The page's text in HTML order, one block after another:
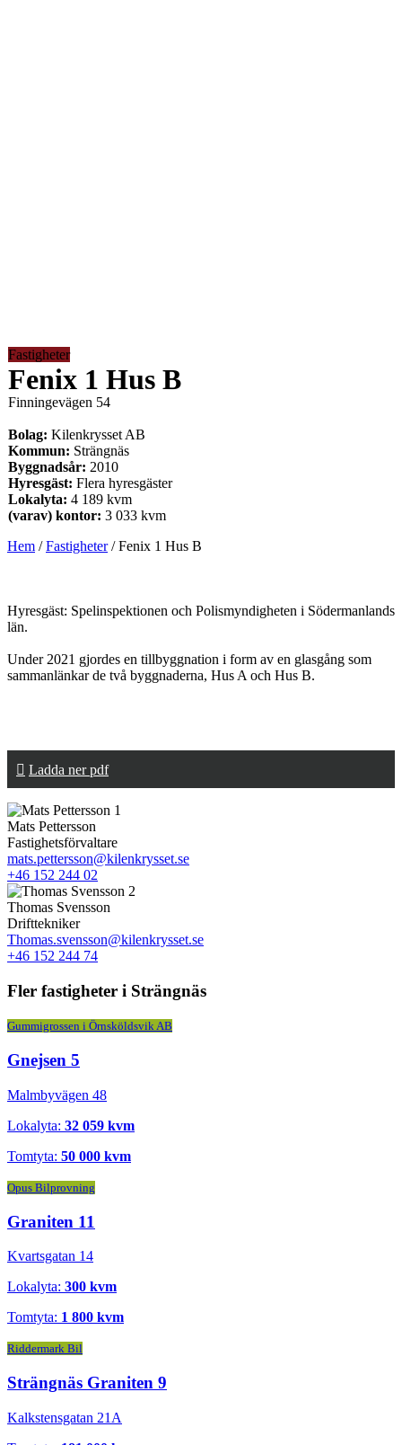
Fastigheter
Fenix 1 Hus B
Finningevägen 54
Bolag: Kilenkrysset AB
Kommun: Strängnäs
Byggnadsår: 2010
Hyresgäst: Flera hyresgäster
Lokalyta: 4 189 kvm
(varav) kontor: 3 033 kvm
Hem /Fastigheter /Fenix 1 Hus B
Hyresgäst: Spelinspektionen och Polismyndigheten i Södermanlands
län.
Under 2021 gjordes en tillbyggnation i form av en glasgång som
sammanlänkar de två byggnaderna, Hus A och Hus B.
Ladda ner pdf
Mats Pettersson
Fastighetsförvaltare
mats.pettersson@kilenkrysset.se
+46 152 244 02
Thomas Svensson
Drifttekniker
Thomas.svensson@kilenkrysset.se
+46 152 244 74
Fler fastigheter i Strängnäs
Gummigrossen i Örnsköldsvik AB
Gnejsen 5
Malmbyvägen 48
Lokalyta: 32 059 kvm
Tomtyta: 50 000 kvm
Opus Bilprovning
Graniten 11
Kvartsgatan 14
Lokalyta: 300 kvm
Tomtyta: 1 800 kvm
Riddermark Bil
Strängnäs Graniten 9
Kalkstensgatan 21A